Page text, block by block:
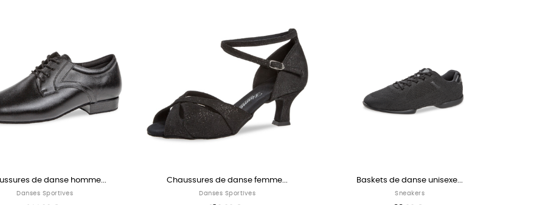
de danse homme...
Danses Sportives
Chaussures de danse femme...
Danses Sportives
Baskets de danse unisexe...
Sneakers